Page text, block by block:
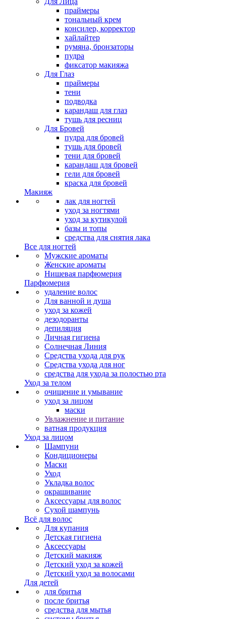
праймеры
тональный крем
консилер, корректор
хайлайтер
румяна, бронзаторы
пудра
фиксатор макияжа
Для Глаз
праймеры
тени
подводка
карандаш для глаз
тушь для ресниц
Для Бровей
пудра для бровей
тушь для бровей
тени для бровей
карандаш для бровей
гели для бровей
краска для бровей
Макияж
лак для ногтей
уход за ногтями
уход за кутикулой
базы и топы
средства для снятия лака
Все для ногтей
Мужские ароматы
Женские ароматы
Нишевая парфюмерия
Парфюмерия
удаление волос
Для ванной и душа
уход за кожей
дезодоранты
депиляция
Личная гигиена
Солнечная Линия
Средства ухода для рук
Средства ухода для ног
средства для ухода за полостью рта
Уход за телом
очищение и умывание
уход за лицом
маски
Увлажнение и питание
ватная продукция
Уход за лицом
Шампуни
Кондиционеры
Маски
Уход
Укладка волос
окрашивание
Аксессуары для волос
Сухой шампунь
Всё для волос
Для купания
Детская гигиена
Аксессуары
Детский макияж
Детский уход за кожей
Детский уход за волосами
Для детей
для бритья
после бритья
средства для мытья